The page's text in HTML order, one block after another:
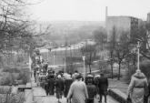
paroda
nepriklausomybės
pasaulio